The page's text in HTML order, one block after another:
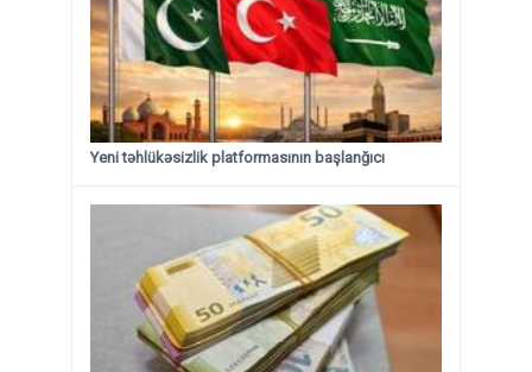
Yeni təhlükəsizlik platformasının başlanğıcı